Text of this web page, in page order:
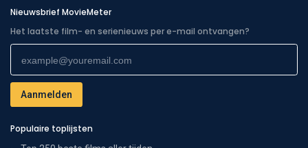
Nieuwsbrief MovieMeter
Het laatste film- en serienieuws per e-mail ontvangen?
Populaire toplijsten